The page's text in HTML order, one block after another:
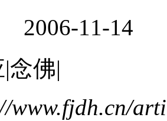
2006-11-14
念佛|
www.fjdh.cn/